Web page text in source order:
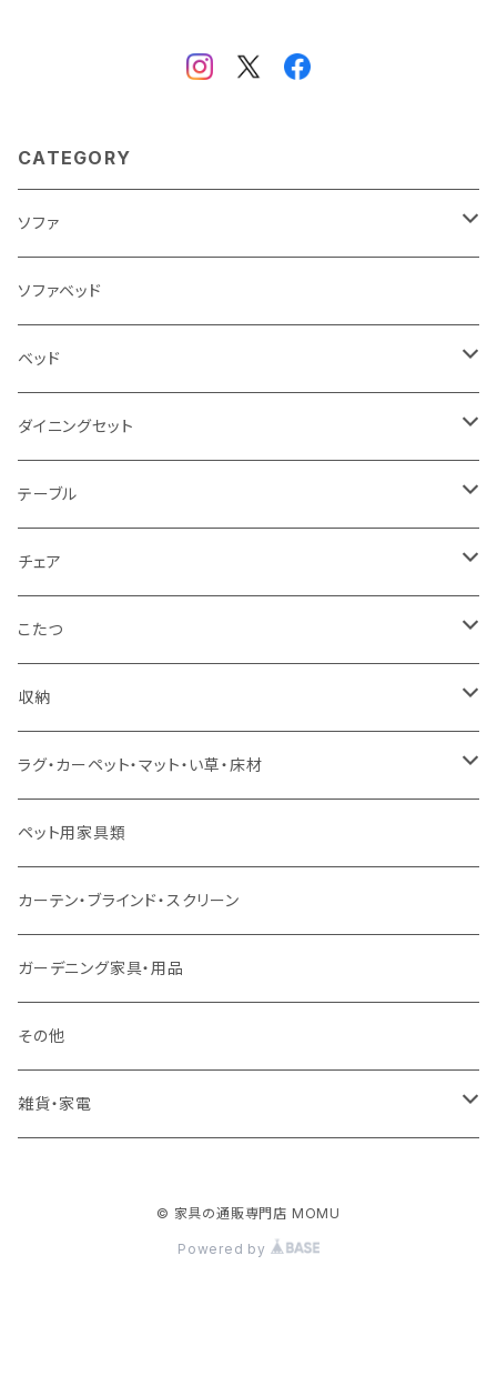
CATEGORY
ソファ
3人掛け
2.5人掛け
2人掛け
1人掛け
カウチソファ
コーナーソファ
ソファセット
スツール・オットマン
ソファ付属品
クッション・座椅子
ソファベッド
ベッド
シングルサイズ以下（フレームのみ）
セミダブルサイズ（フレームのみ）
ダブルサイズ（フレームのみ）
ワイドダブルサイズ以上（フレームのみ）
シングルサイズ以下（マットレス付）
セミダブルサイズ（マットレス付）
ダブルサイズ（マットレス付）
ダブルサイズ以上（マットレス付）
ロフトベッド
二段ベッド
マットレス
ダイニングセット
ダイニング3点セット以下
ダイニング4点セット
ダイニング5点・6点セット
ダイニング7点セット以上
テーブル
センターテーブル
ダイニングテーブル
カウンターテーブル
リフティングテーブル
サイドテーブル・コーヒーテーブル
デスク
チェア
ダイニングチェア
カウンターチェア
キッズチェア
オフィスチェア・ゲーミングチェア
ダイニングベンチ・スツール
こたつ
こたつテーブル
こたつ布団
コタツ・布団セット
収納
本棚・シェルフ
食器棚・収納庫
レンジ台・カウンター
ラック
TVボード
キャビネット・飾り棚
ラグ・カーペット・マット・い草・床材
マット・フロアタイル
ラグ
カーペット
ペット用家具類
カーテン・ブラインド・スクリーン
ガーデニング家具・用品
その他
雑貨・家電
© 家具の通販専門店 MOMU
Powered by